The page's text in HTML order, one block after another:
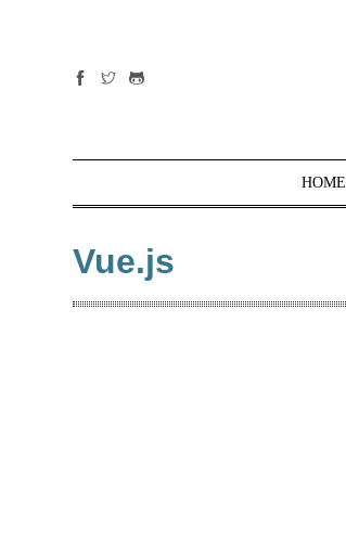
danh mục
PYTHON
JAVA CORE
HOME
Vue.js